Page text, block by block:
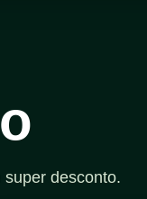
desconto.